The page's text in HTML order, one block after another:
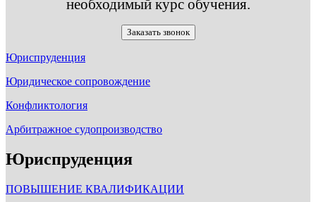
необходимый курс обучения.
Заказать звонок
Юриспруденция
Юридическое сопровождение
Конфликтология
Арбитражное судопроизводство
Юриспруденция
ПОВЫШЕНИЕ КВАЛИФИКАЦИИ